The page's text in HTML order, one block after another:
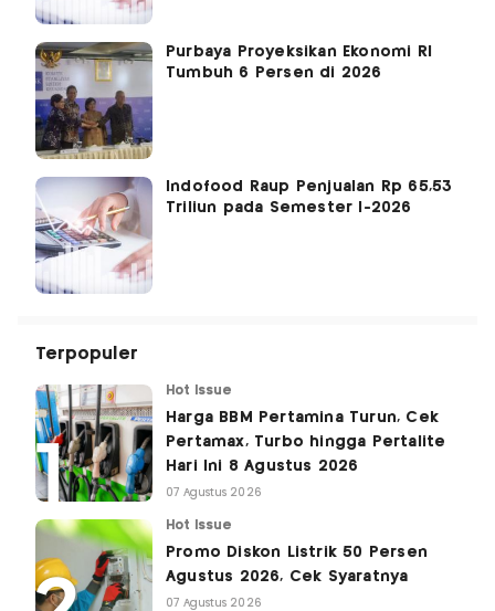
Purbaya Proyeksikan Ekonomi RI
Tumbuh 6 Persen di 2026
Indofood Raup Penjualan Rp 65,53
Triliun pada Semester I-2026
Terpopuler
Hot Issue
Harga BBM Pertamina Turun, Cek
Pertamax, Turbo hingga Pertalite
Hari Ini 8 Agustus 2026
07 Agustus 2026
Hot Issue
Promo Diskon Listrik 50 Persen
Agustus 2026, Cek Syaratnya
07 Agustus 2026